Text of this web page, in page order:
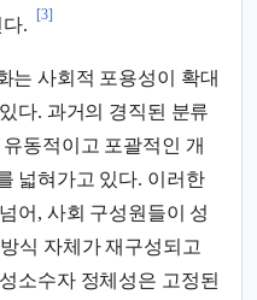
.
[3]
는 사회적 포용성이 확대
다. 과거의 경직된 분류
유동적이고 포괄적인 개
넓혀가고 있다. 이러한
어, 사회 구성원들이 성
식 자체가 재구성되고
소수자 정체성은 고정된